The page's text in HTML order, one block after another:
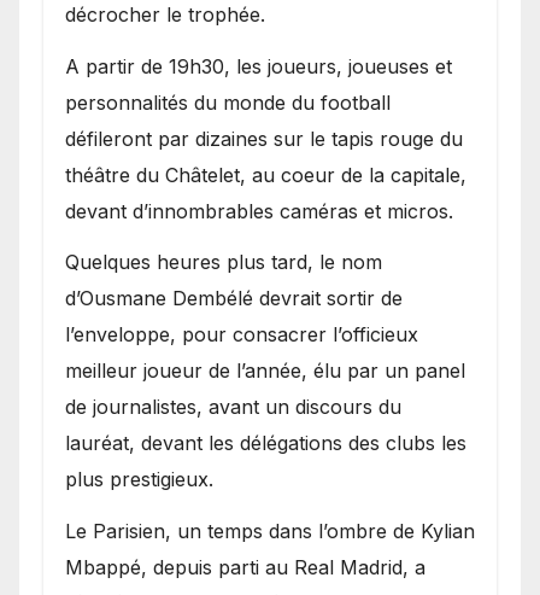
décrocher le trophée.
A partir de 19h30, les joueurs, joueuses et
personnalités du monde du football
défileront par dizaines sur le tapis rouge du
théâtre du Châtelet, au coeur de la capitale,
devant d’innombrables caméras et micros.
Quelques heures plus tard, le nom
d’Ousmane Dembélé devrait sortir de
l’enveloppe, pour consacrer l’officieux
meilleur joueur de l’année, élu par un panel
de journalistes, avant un discours du
lauréat, devant les délégations des clubs les
plus prestigieux.
Le Parisien, un temps dans l’ombre de Kylian
Mbappé, depuis parti au Real Madrid, a